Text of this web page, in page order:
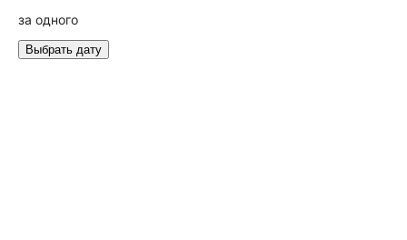
за одного
Выбрать дату